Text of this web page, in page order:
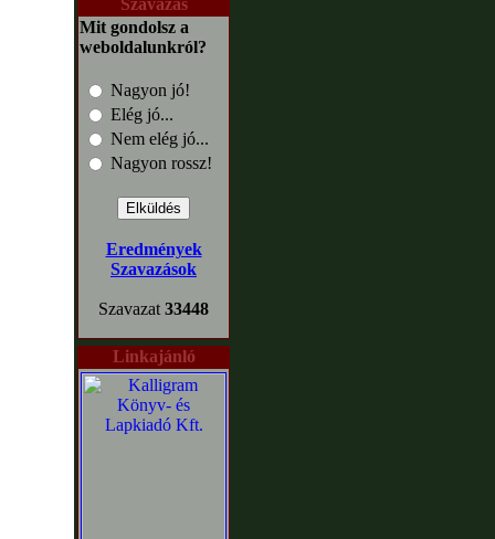
Szavazás
Mit gondolsz a
weboldalunkról?
Nagyon jó!
Elég jó...
Nem elég jó...
Nagyon rossz!
Eredmények
Szavazások
Szavazat 33448
Linkajánló